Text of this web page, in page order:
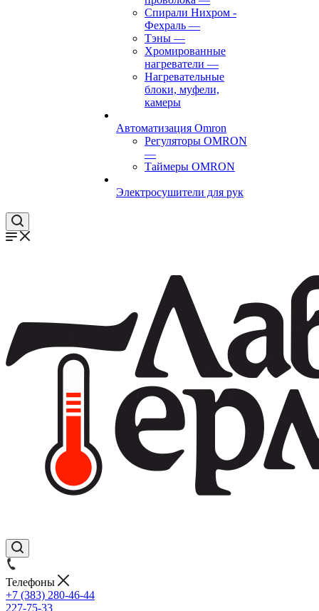
Спирали Нихром -
Фехраль —
Тэны —
Хромированные
нагреватели —
Нагревательные
блоки, муфели,
камеры
Автоматизация Omron
Регуляторы OMRON
—
Таймеры OMRON
Электросушители для рук
Телефоны
+7 (383) 280-46-44
227-75-33